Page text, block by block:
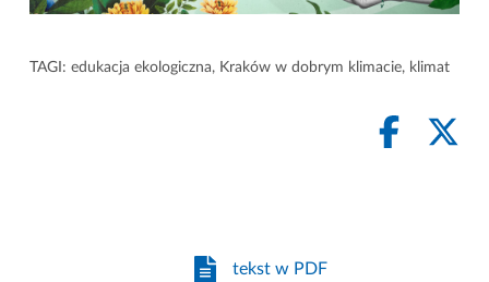
TAGI: edukacja ekologiczna, Kraków w dobrym klimacie, klimat
tekst w PDF